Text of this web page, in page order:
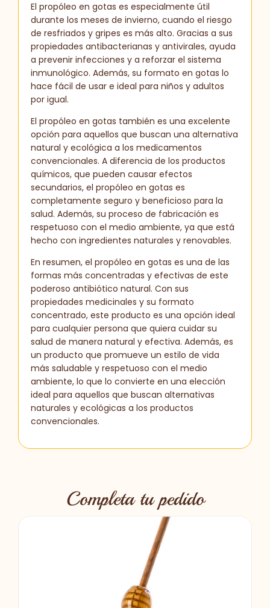
El propóleo en gotas es especialmente útil
durante los meses de invierno, cuando el riesgo
de resfriados y gripes es más alto. Gracias a sus
propiedades antibacterianas y antivirales, ayuda
a prevenir infecciones y a reforzar el sistema
inmunológico. Además, su formato en gotas lo
hace fácil de usar e ideal para niños y adultos
por igual.
El propóleo en gotas también es una excelente
opción para aquellos que buscan una alternativa
natural y ecológica a los medicamentos
convencionales. A diferencia de los productos
químicos, que pueden causar efectos
secundarios, el propóleo en gotas es
completamente seguro y beneficioso para la
salud. Además, su proceso de fabricación es
respetuoso con el medio ambiente, ya que está
hecho con ingredientes naturales y renovables.
En resumen, el propóleo en gotas es una de las
formas más concentradas y efectivas de este
poderoso antibiótico natural. Con sus
propiedades medicinales y su formato
concentrado, este producto es una opción ideal
para cualquier persona que quiera cuidar su
salud de manera natural y efectiva. Además, es
un producto que promueve un estilo de vida
más saludable y respetuoso con el medio
ambiente, lo que lo convierte en una elección
ideal para aquellos que buscan alternativas
naturales y ecológicas a los productos
convencionales.
Completa tu pedido